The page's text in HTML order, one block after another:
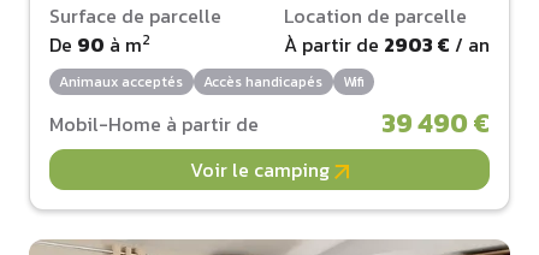
Surface de parcelle
De 90 à m2
Location de parcelle
À partir de 2903 € / an
Animaux acceptés Accès handicapés Wifi
Mobil-Home à partir de 39 490 €
Voir le camping